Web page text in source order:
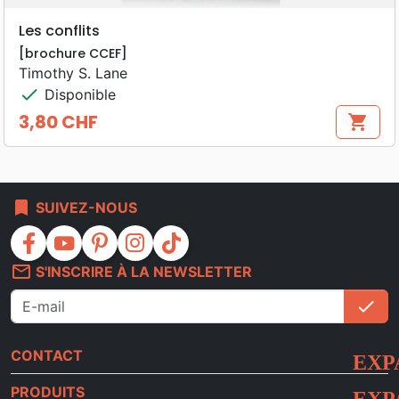
Les conflits
[brochure CCEF]
Timothy S. Lane
check Disponible
Prix
3,80 CHF shopping_cart
bookmark SUIVEZ-NOUS
facebook youtube pinterest instagram
tiktok
mail_outline S'INSCRIRE À LA NEWSLETTER
check
CONTACT
PRODUITS